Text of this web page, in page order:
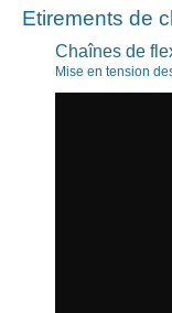
Etirements de
Chaînes de
Mise en tension